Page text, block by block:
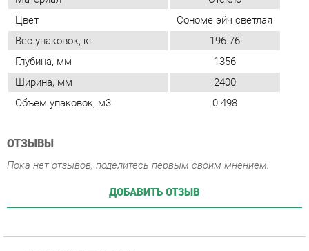
Объем упаковок, м3 0.498
ОТЗЫВЫ
Пока нет отзывов, поделитесь первым своим мнением.
ДОБАВИТЬ ОТЗЫВ